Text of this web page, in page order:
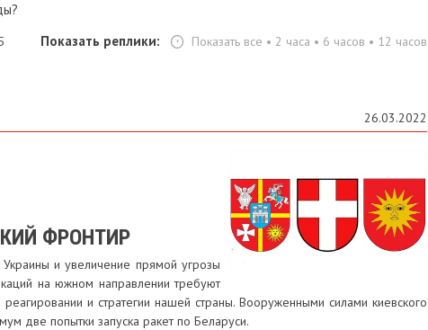
Показать реплики: Показать все • 2 часа • 6 часов • 12 часов
26.03.2022
ФРОНТИР
и увеличение прямой угрозы
на южном направлении требуют
и стратегии нашей страны. Вооруженными силами киевского
две попытки запуска ракет по Беларуси.